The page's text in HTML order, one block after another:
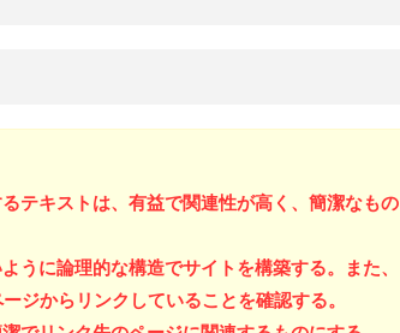
テキストは、有益で関連性が高く、簡潔なもの
うに論理的な構造でサイトを構築する。また、
ジからリンクしていることを確認する。